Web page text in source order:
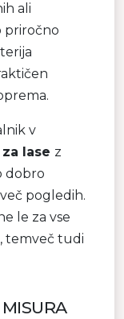
ali
priročno
v
lase z
dobro
pogledih.
le za vse
temveč tudi